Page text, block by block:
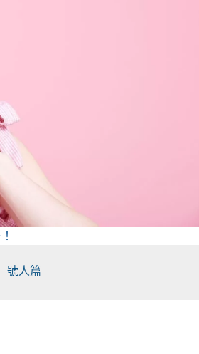
號人篇